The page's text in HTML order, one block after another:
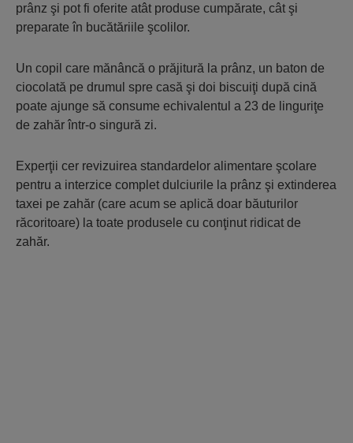
prânz şi pot fi oferite atât produse cumpărate, cât şi
preparate în bucătăriile şcolilor.
Un copil care mănâncă o prăjitură la prânz, un baton de
ciocolată pe drumul spre casă şi doi biscuiţi după cină
poate ajunge să consume echivalentul a 23 de linguriţe
de zahăr într-o singură zi.
Experţii cer revizuirea standardelor alimentare şcolare
pentru a interzice complet dulciurile la prânz şi extinderea
taxei pe zahăr (care acum se aplică doar băuturilor
răcoritoare) la toate produsele cu conţinut ridicat de
zahăr.